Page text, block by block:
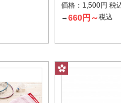
価格： 1,500円 税
→660円～税込